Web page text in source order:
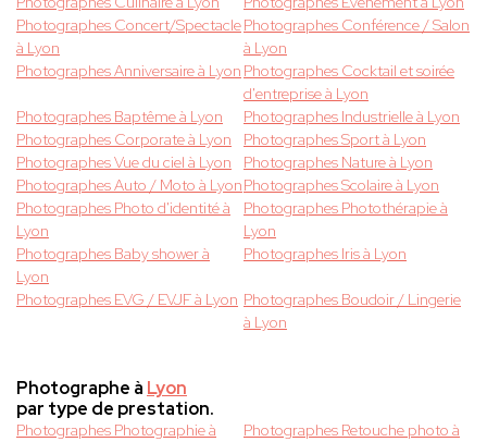
Photographes Concert/Spectacle
à Lyon
Photographes Conférence / Salon
à Lyon
Photographes Anniversaire à Lyon Photographes Cocktail et soirée
d'entreprise à Lyon
Photographes Baptême à Lyon
Photographes Industrielle à Lyon
Photographes Corporate à Lyon
Photographes Sport à Lyon
Photographes Vue du ciel à Lyon
Photographes Nature à Lyon
Photographes Auto / Moto à LyonPhotographes Scolaire à Lyon
Photographes Photo d'identité à
Lyon
Photographes Photothérapie à
Lyon
Photographes Baby shower à
Lyon
Photographes Iris à Lyon
Photographes EVG / EVJF à Lyon Photographes Boudoir / Lingerie
à Lyon
Photographe à Lyon
par type de prestation.
Photographes Photographie à
Photographes Retouche photo à